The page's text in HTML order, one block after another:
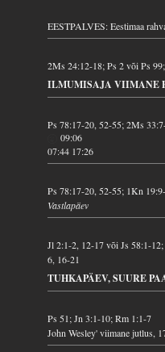
EESTPALVES: Eestimaa
2Ms 24:12-18; Ps 2 või Ps
ILMUMISAJA VIIMANE
Ps 78:17-20, 52-55; 2Ms
09:06
07:44 17:26
Ps 78:17-20, 52-55; 1Kn
Vastlapäev
Jl 2:1-2, 12-17 või Js 58:1-
6, 16-21
TUHKAPÄEV, SUURE
Ps 51; Jn 3:1-10; Rm 1:1-7
John Wesley' viimane jutlus,